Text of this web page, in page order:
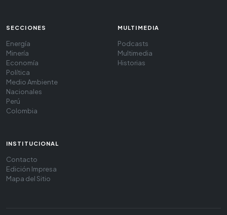
SECCIONES
Energía
Minería
Economía
Política
Medio Ambiente
Nacionales
Perú
Colombia
MULTIMEDIA
Podcasts
Multimedia
Historias
INSTITUCIONAL
Contacto
Edición Impresa
Mapa del Sitio